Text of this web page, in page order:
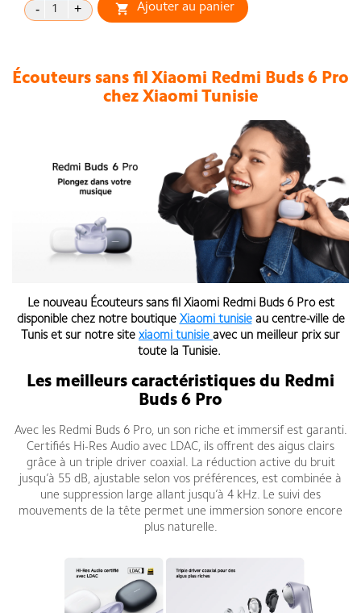
 Ajouter au panier
Écouteurs sans fil Xiaomi Redmi Buds 6 Pro
chez Xiaomi Tunisie
Le nouveau Écouteurs sans fil Xiaomi Redmi Buds 6 Pro est
disponible chez notre boutique Xiaomi tunisieau centre-ville de
Tunis et sur notre site xiaomi tunisie avec un meilleur prix sur
toute la Tunisie.
Les meilleurs caractéristiques du Redmi
Buds 6 Pro
Avec les Redmi Buds 6 Pro, un son riche et immersif est garanti.
Certifiés Hi-Res Audio avec LDAC, ils offrent des aigus clairs
grâce à un triple driver coaxial. La réduction active du bruit
jusqu’à 55 dB, ajustable selon vos préférences, est combinée à
une suppression large allant jusqu’à 4 kHz. Le suivi des
mouvements de la tête permet une immersion sonore encore
plus naturelle.